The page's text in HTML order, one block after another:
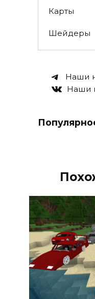
Карты
Шейдеры
Наши
Наши